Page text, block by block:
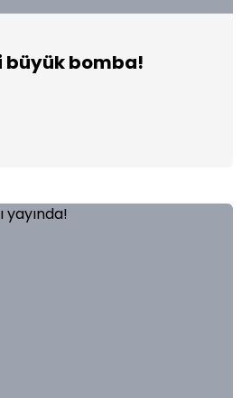
büyük bomba!